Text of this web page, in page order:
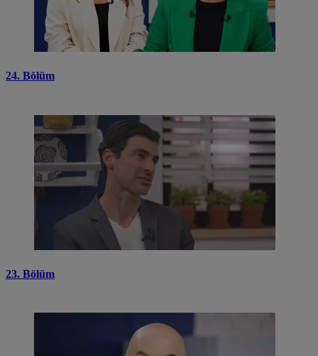
24. Bölüm
23. Bölüm